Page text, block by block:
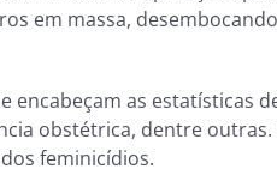
em massa,
as estatísticas
obstétrica, dentre
feminicídios.